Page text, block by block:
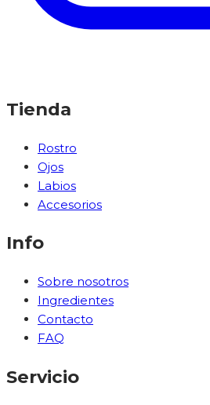
Tienda
Rostro
Ojos
Labios
Accesorios
Info
Sobre nosotros
Ingredientes
Contacto
FAQ
Servicio